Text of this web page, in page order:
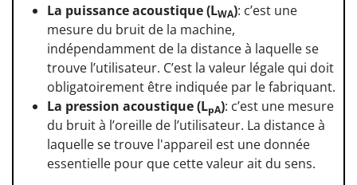
La puissance acoustique (LWA): c’est une
mesure du bruit de la machine,
indépendamment de la distance à laquelle se
trouve l’utilisateur. C’est la valeur légale qui doit
obligatoirement être indiquée par le fabriquant.
La pression acoustique (LpA): c’est une mesure
du bruit à l’oreille de l’utilisateur. La distance à
laquelle se trouve l'appareil est une donnée
essentielle pour que cette valeur ait du sens.